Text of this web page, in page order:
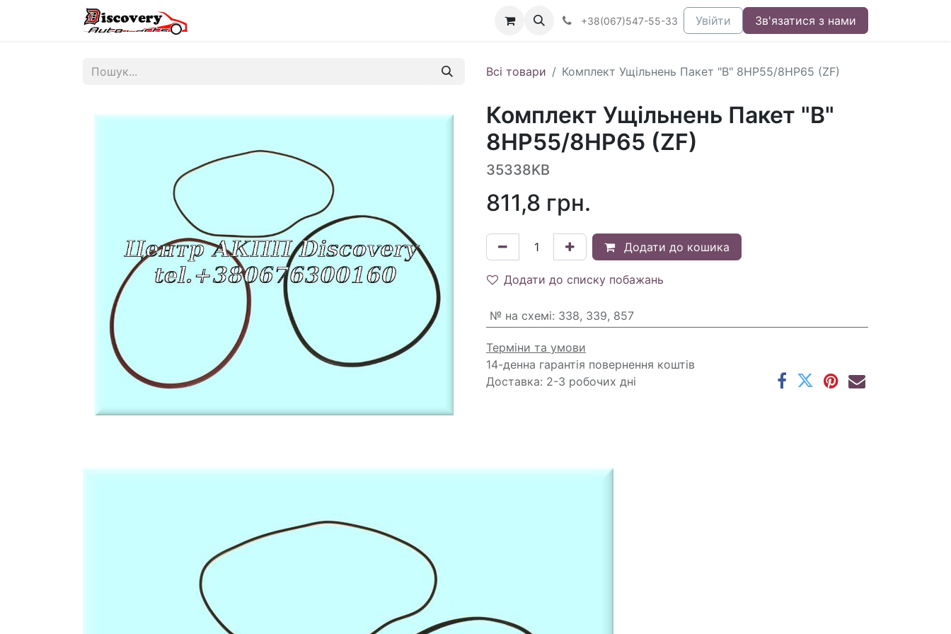
+38(067)547-55-33 Увійти Зв'язатися з нами
Всі товари Комплект Ущільнень Пакет "B" 8HP55/8HP65 (ZF)
Комплект Ущільнень Пакет "B"
8HP55/8HP65 (ZF)
35338KB
811,8 грн.
Додати до кошика
Додати до списку побажань
№ на схемі: 338, 339, 857
Терміни та умови
14-денна гарантія повернення коштів
Доставка: 2-3 робочих дні